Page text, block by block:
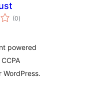
(0საერთო
რეიტინგი
)
powered